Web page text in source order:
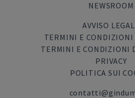
NEWSROOM
AVVISO
TERMINI E CONDIZIONI
TERMINI E CONDIZIONI
PRIVACY
POLITICA SUI